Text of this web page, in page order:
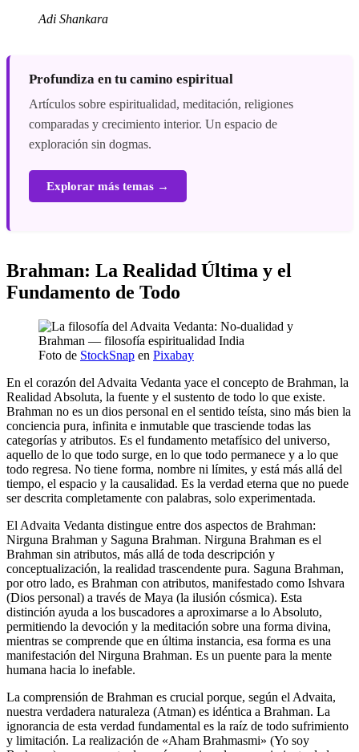
Adi Shankara
Profundiza en tu camino espiritual
Artículos sobre espiritualidad, meditación, religiones
comparadas y crecimiento interior. Un espacio de
exploración sin dogmas.
Explorar más temas →
Brahman: La Realidad Última y el
Fundamento de Todo
Foto de StockSnap en Pixabay
En el corazón del Advaita Vedanta yace el concepto de Brahman, la
Realidad Absoluta, la fuente y el sustento de todo lo que existe.
Brahman no es un dios personal en el sentido teísta, sino más bien la
conciencia pura, infinita e inmutable que trasciende todas las
categorías y atributos. Es el fundamento metafísico del universo,
aquello de lo que todo surge, en lo que todo permanece y a lo que
todo regresa. No tiene forma, nombre ni límites, y está más allá del
tiempo, el espacio y la causalidad. Es la verdad eterna que no puede
ser descrita completamente con palabras, solo experimentada.
El Advaita Vedanta distingue entre dos aspectos de Brahman:
Nirguna Brahman y Saguna Brahman. Nirguna Brahman es el
Brahman sin atributos, más allá de toda descripción y
conceptualización, la realidad trascendente pura. Saguna Brahman,
por otro lado, es Brahman con atributos, manifestado como Ishvara
(Dios personal) a través de Maya (la ilusión cósmica). Esta
distinción ayuda a los buscadores a aproximarse a lo Absoluto,
permitiendo la devoción y la meditación sobre una forma divina,
mientras se comprende que en última instancia, esa forma es una
manifestación del Nirguna Brahman. Es un puente para la mente
humana hacia lo inefable.
La comprensión de Brahman es crucial porque, según el Advaita,
nuestra verdadera naturaleza (Atman) es idéntica a Brahman. La
ignorancia de esta verdad fundamental es la raíz de todo sufrimiento
y limitación. La realización de «Aham Brahmasmi» (Yo soy